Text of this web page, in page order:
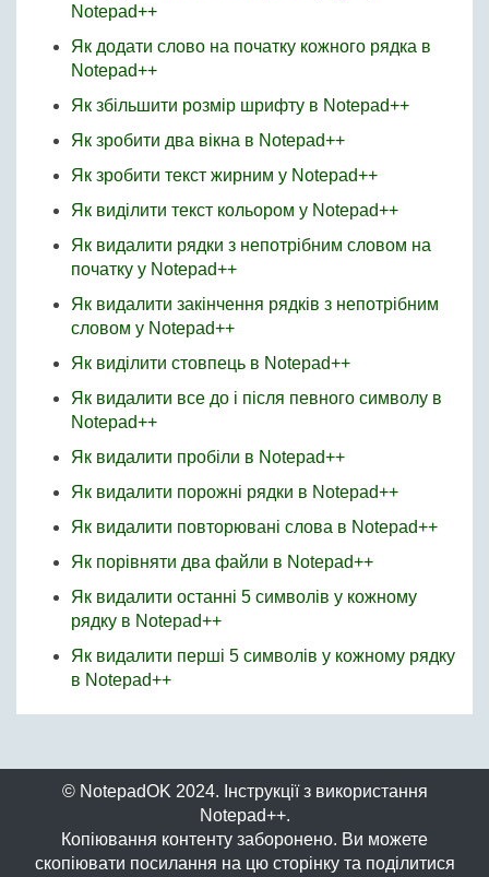
Notepad++
Як додати слово на початку кожного рядка в
Notepad++
Як збільшити розмір шрифту в Notepad++
Як зробити два вікна в Notepad++
Як зробити текст жирним у Notepad++
Як виділити текст кольором у Notepad++
Як видалити рядки з непотрібним словом на
початку у Notepad++
Як видалити закінчення рядків з непотрібним
словом у Notepad++
Як виділити стовпець в Notepad++
Як видалити все до і після певного символу в
Notepad++
Як видалити пробіли в Notepad++
Як видалити порожні рядки в Notepad++
Як видалити повторювані слова в Notepad++
Як порівняти два файли в Notepad++
Як видалити останні 5 символів у кожному
рядку в Notepad++
Як видалити перші 5 символів у кожному рядку
в Notepad++
© NotepadOK 2024. Інструкції з використання
Notepad++.
Копіювання контенту заборонено. Ви можете
скопіювати посилання на цю сторінку та поділитися